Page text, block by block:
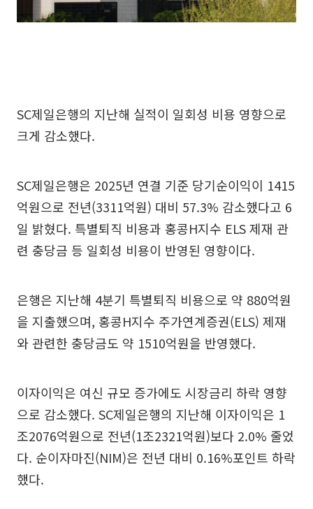
SC제일은행의 지난해 실적이 일회성 비용 영향으로
크게 감소했다.
SC제일은행은 2025년 연결 기준 당기순이익이 1415
억원으로 전년(3311억원) 대비 57.3% 감소했다고 6
일 밝혔다. 특별퇴직 비용과 홍콩H지수 ELS 제재 관
련 충당금 등 일회성 비용이 반영된 영향이다.
은행은 지난해 4분기 특별퇴직 비용으로 약 880억원
을 지출했으며, 홍콩H지수 주가연계증권(ELS) 제재
와 관련한 충당금도 약 1510억원을 반영했다.
이자이익은 여신 규모 증가에도 시장금리 하락 영향
으로 감소했다. SC제일은행의 지난해 이자이익은 1
조2076억원으로 전년(1조2321억원)보다 2.0% 줄었
다. 순이자마진(NIM)은 전년 대비 0.16%포인트 하락
했다.